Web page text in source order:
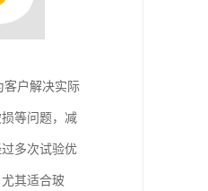
客户解决实际
等问题，减
多次试验优
其适合玻